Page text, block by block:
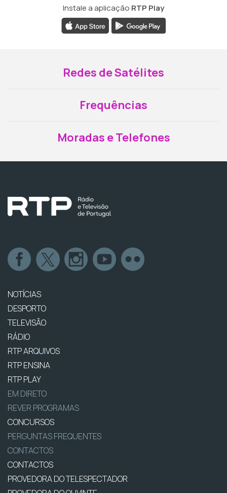
Instale a aplicação RTP Play
Redes de Satélites
Frequências
Moradas e Telefones
NOTÍCIAS
DESPORTO
TELEVISÃO
RÁDIO
RTP ARQUIVOS
RTP ENSINA
RTP PLAY
EM DIRETO
REVER PROGRAMAS
CONCURSOS
PERGUNTAS FREQUENTES
CONTACTOS
CONTACTOS
PROVEDORA DO TELESPECTADOR